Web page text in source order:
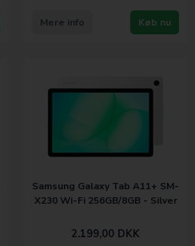
Køb nu
Mere info
Samsung Galaxy Tab A11+ SM-
X230 Wi-Fi 256GB/8GB - Silver
2.199,00 DKK